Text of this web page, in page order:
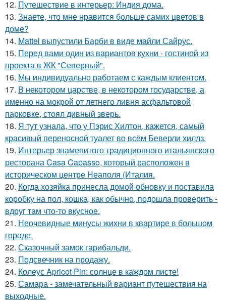
12. Путешествие в интерьер: Индия дома.
13. Знаете, что мне нравится больше самих цветов в
доме?
14. Mattel выпустили Барби в виде майли Сайрус.
15. Перед вами один из вариантов кухни - гостиной из
проекта в ЖК "Северный".
16. Мы индивидуально работаем с каждым клиентом.
17. В некотором царстве, в некотором государстве, а
именно на мокрой от летнего ливня асфальтовой
парковке, стоял дивный зверь.
18. Я тут узнала, что у Пэрис Хилтон, кажется, самый
красивый переносной туалет во всём Беверли хиллз.
19. Интерьер знаменитого традиционного итальянского
ресторана Casa Capasso, который расположен в
историческом центре Неаполя (Италия.
20. Когда хозяйка принесла домой обновку и поставила
коробку на пол, кошка, как обычно, подошла проверить -
вдруг там что-то вкусное.
21. Неочевидные минусы жихни в квартире в большом
городе.
22. Сказочный замок гарибальди.
23. Подсвечник на продажу.
24. Колеус Apricot Pin: солнце в каждом листе!
25. Самара - замечательный вариант путешествия на
выходные.